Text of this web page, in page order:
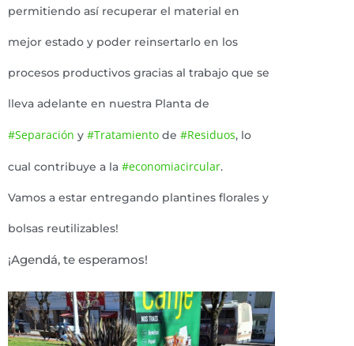
permitiendo así recuperar el material en
mejor estado y poder reinsertarlo en los
procesos productivos gracias al trabajo que se
lleva adelante en nuestra Planta de
#Separación y #Tratamiento de #Residuos, lo
cual contribuye a la #economiacircular.
Vamos a estar entregando plantines florales y
bolsas reutilizables!
¡Agendá, te esperamos!